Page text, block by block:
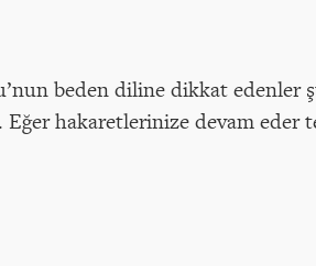
beden diline dikkat edenler
hakaretlerinize devam eder